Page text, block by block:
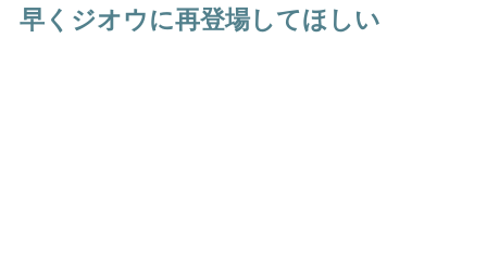
早くジオウに再登場してほしい